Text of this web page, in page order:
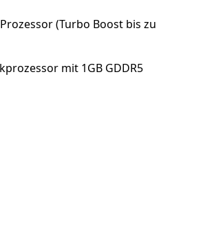
(Turbo Boost bis zu
mit 1GB GDDR5